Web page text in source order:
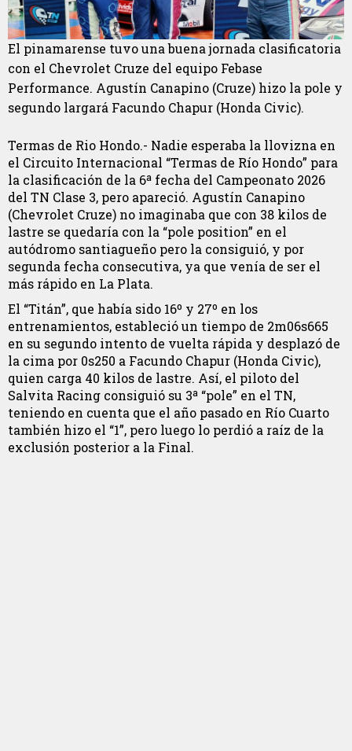
El pinamarense tuvo una buena jornada clasificatoria
con el Chevrolet Cruze del equipo Febase
Performance. Agustín Canapino (Cruze) hizo la pole y
segundo largará Facundo Chapur (Honda Civic).
Termas de Rio Hondo.- Nadie esperaba la llovizna en
el Circuito Internacional “Termas de Río Hondo” para
la clasificación de la 6ª fecha del Campeonato 2026
del TN Clase 3, pero apareció. Agustín Canapino
(Chevrolet Cruze) no imaginaba que con 38 kilos de
lastre se quedaría con la “pole position” en el
autódromo santiagueño pero la consiguió, y por
segunda fecha consecutiva, ya que venía de ser el
más rápido en La Plata.
El “Titán”, que había sido 16º y 27º en los
entrenamientos, estableció un tiempo de 2m06s665
en su segundo intento de vuelta rápida y desplazó de
la cima por 0s250 a Facundo Chapur (Honda Civic),
quien carga 40 kilos de lastre. Así, el piloto del
Salvita Racing consiguió su 3ª “pole” en el TN,
teniendo en cuenta que el año pasado en Río Cuarto
también hizo el “1”, pero luego lo perdió a raíz de la
exclusión posterior a la Final.